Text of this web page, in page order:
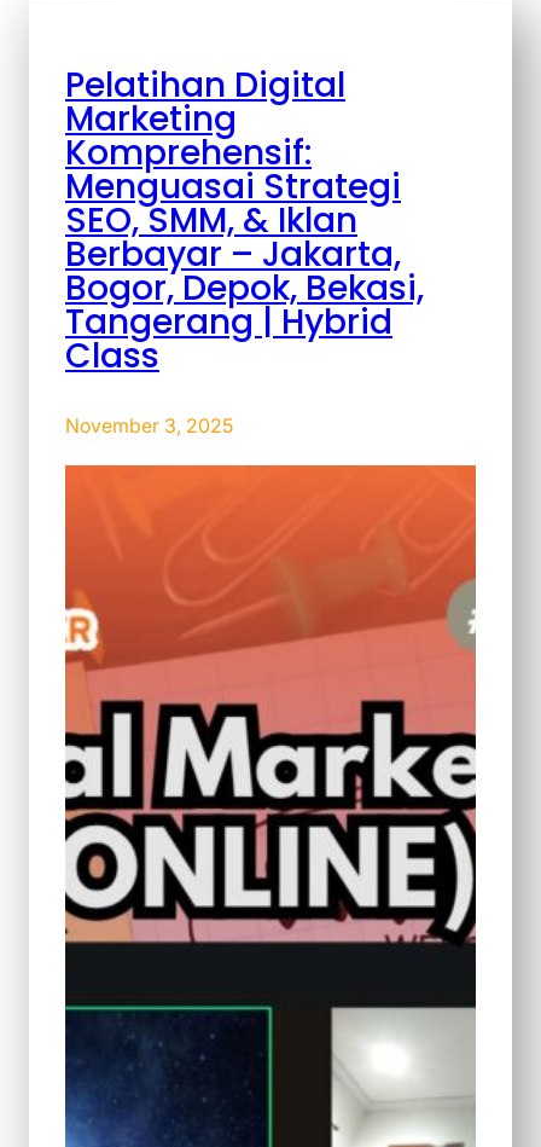
Pelatihan Digital
Marketing
Komprehensif:
Menguasai Strategi
SEO, SMM, & Iklan
Berbayar – Jakarta,
Bogor, Depok, Bekasi,
Tangerang | Hybrid
Class
November 3, 2025